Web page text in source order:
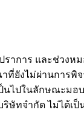
ราการ และช่วง
ที่ยังไม่ผ่านการพิ
นไปในลักษณะม
ษัทจำกัด ไม่ได้เ